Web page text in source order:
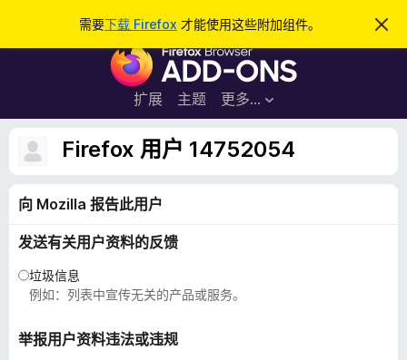
需要下载 Firefox 才能使用这些附加组件。
忽
此
F
r
e
f
o
加
扩展 主题 更多…
登录
Firefox 用户 14752054
向 Mozilla 报告此用户
发送有关用户资料的反馈
垃圾信息
例如：列表中宣传无关的产品或服务。
举报用户资料违法或违规